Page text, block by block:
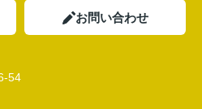
お問い合わせ
54